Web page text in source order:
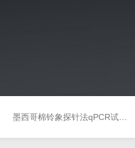
墨西哥棉铃象探针法qPCR试剂盒（不含内参）